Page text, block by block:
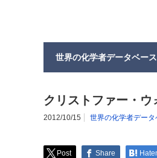
世界の化学者データベース
クリストファー・
2012/10/15 世界の化学者データ
Post Share